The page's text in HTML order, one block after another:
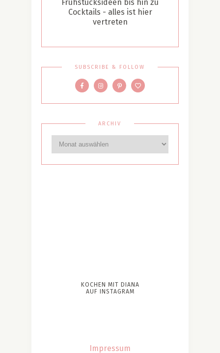
Frühstücksideen bis hin zu
Cocktails - alles ist hier
vertreten
SUBSCRIBE & FOLLOW
ARCHIV
KOCHEN MIT DIANA
AUF INSTAGRAM
Impressum